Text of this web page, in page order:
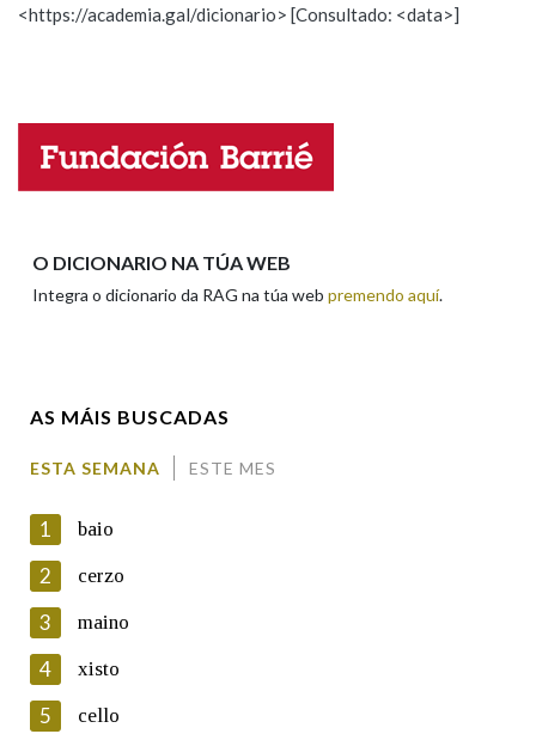
Propoño mellorar a definición
Nome
En cumprimento da normativa vixente en materia de
Protección de Datos de Carácter Persoal, a Real Academia
Galega informa a aqueles usuarios que faciliten o seu correo
electrónico, así como calquera outra información de carácter
persoal, que estes datos serán obxecto de tratamento
<https://academia.gal/dicionario> [Consultado: <data>]
O DICIONARIO NA TÚA WEB
Integra o dicionario da RAG na túa web premendo aquí.
AS MÁIS BUSCADAS
ESTA SEMANA ESTE MES
1 baio
2 cerzo
3 maino
4 xisto
5 cello